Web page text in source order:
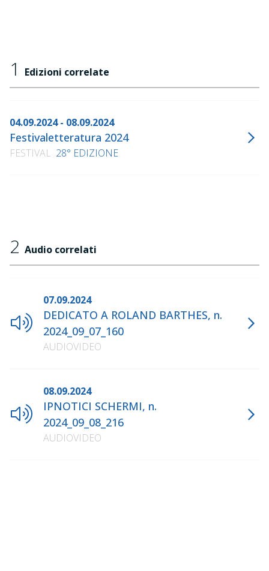
1 Edizioni correlate
04.09.2024 - 08.09.2024
Festivaletteratura 2024
FESTIVAL 28° EDIZIONE
2 Audio correlati
07.09.2024
DEDICATO A ROLAND BARTHES, n.
2024_09_07_160
AUDIOVIDEO
08.09.2024
IPNOTICI SCHERMI, n.
2024_09_08_216
AUDIOVIDEO